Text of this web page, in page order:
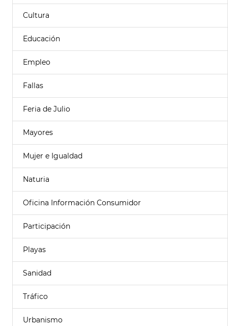
Cultura
Educación
Empleo
Fallas
Feria de Julio
Mayores
Mujer e Igualdad
Naturia
Oficina Información Consumidor
Participación
Playas
Sanidad
Tráfico
Urbanismo